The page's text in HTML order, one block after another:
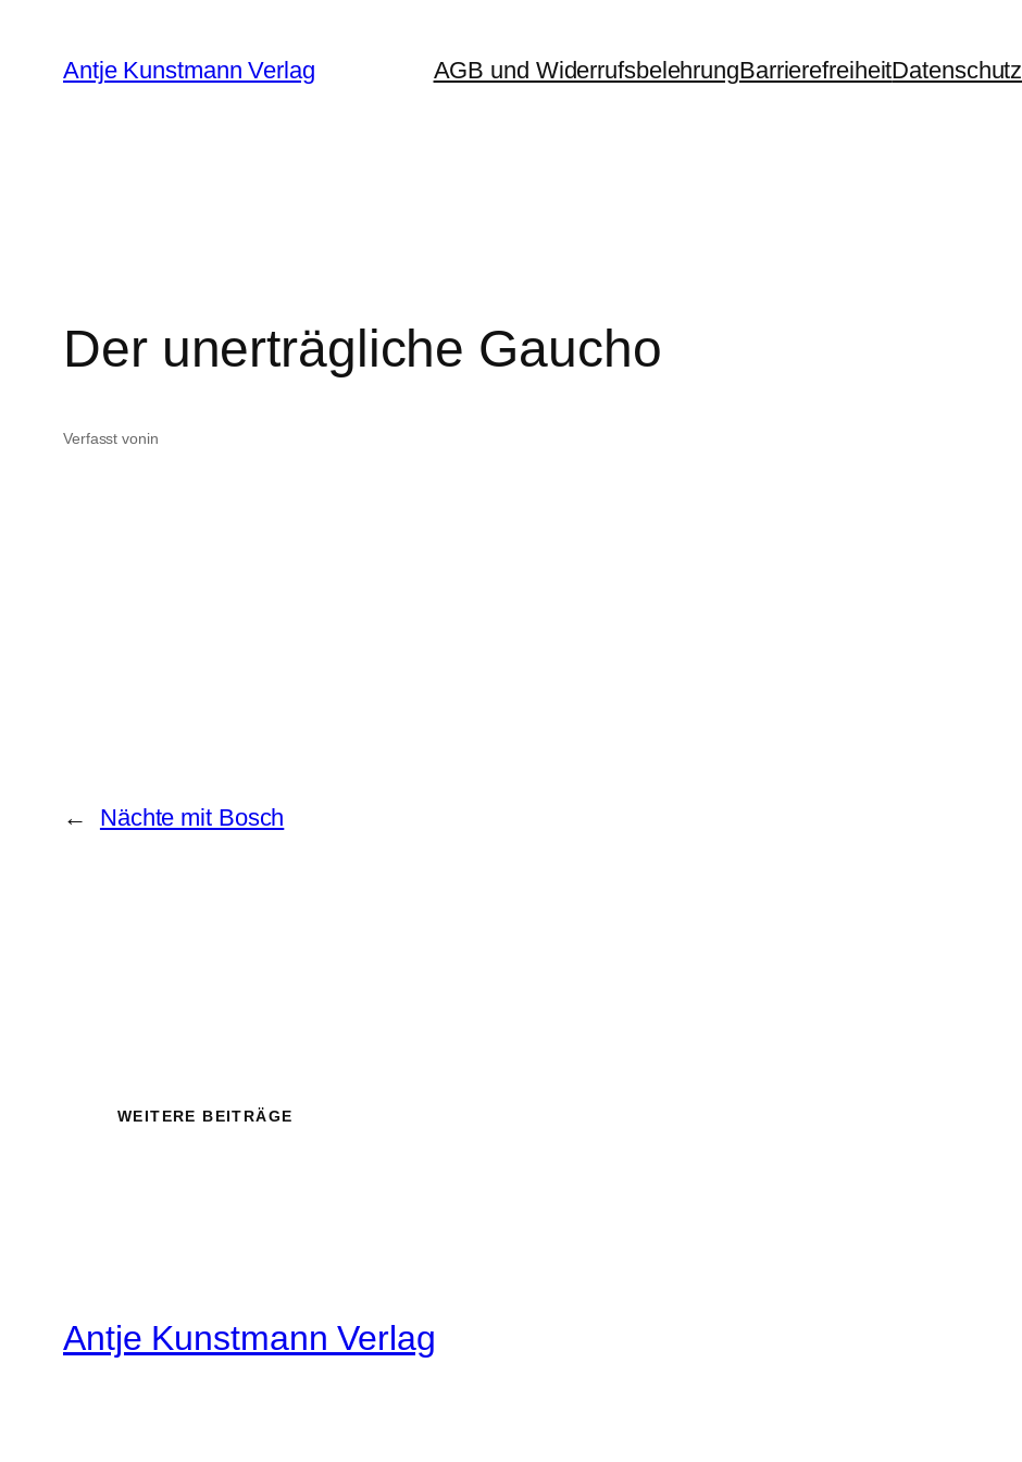
springen
Antje Kunstmann Verlag AGB und WiderrufsbelehrungBarrierefreiheitDatenschutz
Der unerträgliche Gaucho
Verfasst vonin
← Nächte mit Bosch
WEITERE BEITRÄGE
Antje Kunstmann Verlag